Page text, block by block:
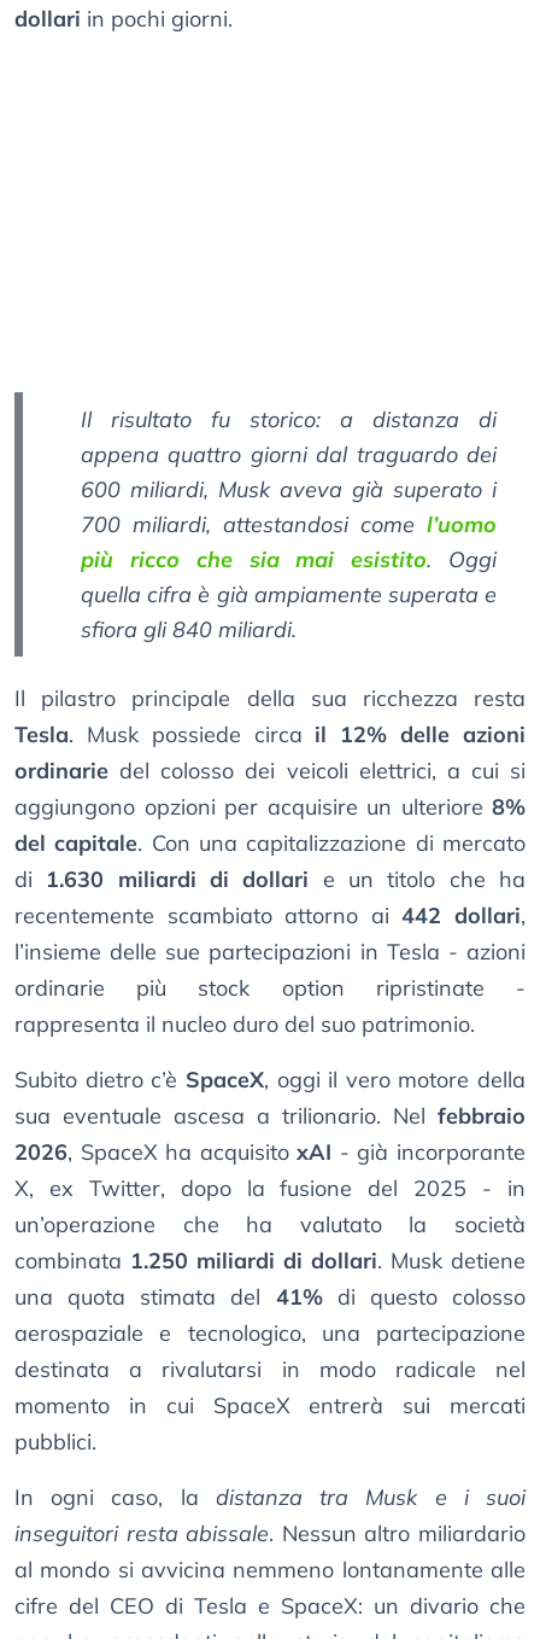
dollari in pochi giorni.
Il risultato fu storico: a distanza di
appena quattro giorni dal traguardo dei
600 miliardi, Musk aveva già superato i
700 miliardi, attestandosi come l’uomo
più ricco che sia mai esistito. Oggi
quella cifra è già ampiamente superata e
sfiora gli 840 miliardi.
Il pilastro principale della sua ricchezza resta
Tesla. Musk possiede circa il 12% delle azioni
ordinarie del colosso dei veicoli elettrici, a cui si
aggiungono opzioni per acquisire un ulteriore 8%
del capitale. Con una capitalizzazione di mercato
di 1.630 miliardi di dollari e un titolo che ha
recentemente scambiato attorno ai442 dollari,
l’insieme delle sue partecipazioni in Tesla - azioni
ordinarie più stock option ripristinate -
rappresenta il nucleo duro del suo patrimonio.
Subito dietro c’è SpaceX, oggi il vero motore della
sua eventuale ascesa a trilionario. Nel febbraio
2026, SpaceX ha acquisitoxAI - già incorporante
X, ex Twitter, dopo la fusione del 2025 - in
un’operazione che ha valutato la società
combinata 1.250 miliardi di dollari. Musk detiene
una quota stimata del 41%di questo colosso
aerospaziale e tecnologico, una partecipazione
destinata a rivalutarsi in modo radicale nel
momento in cui SpaceX entrerà sui mercati
pubblici.
In ogni caso, la distanza tra Musk e i suoi
inseguitori resta abissale. Nessun altro miliardario
al mondo si avvicina nemmeno lontanamente alle
cifre del CEO di Tesla e SpaceX: un divario che